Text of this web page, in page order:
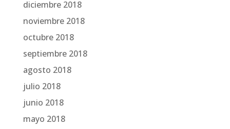
diciembre 2018
noviembre 2018
octubre 2018
septiembre 2018
agosto 2018
julio 2018
junio 2018
mayo 2018